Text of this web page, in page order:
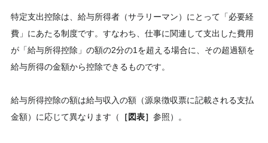
特定支出控除は、給与所得者（サラリーマン）にとって「必要経
費」にあたる制度です。すなわち、仕事に関連して支出した費用
が「給与所得控除」の額の2分の1を超える場合に、その超過額を
給与所得の金額から控除できるものです。
給与所得控除の額は給与収入の額（源泉徴収票に記載される支払
金額）に応じて異なります（
［図表］ 参照）。